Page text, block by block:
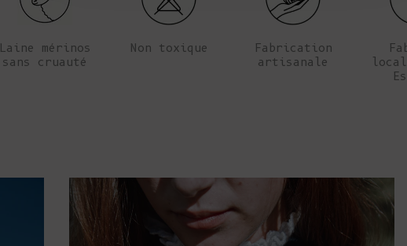
Laine mérinos
sans cruauté
Non toxique
Fabrication
artisanale